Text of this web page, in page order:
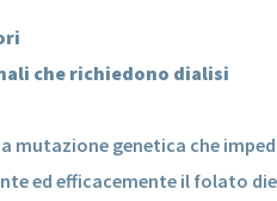
che richiedono dialisi
mutazione genetica che
ed efficacemente il folato